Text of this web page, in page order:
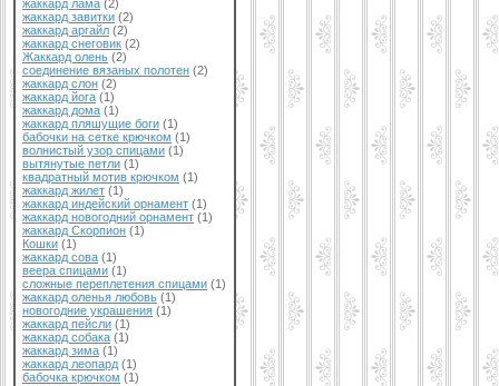
жаккард лама (2)
жаккард завитки (2)
жаккард аргайл (2)
жаккард снеговик (2)
Жаккард олень (2)
соединение вязаных полотен (2)
жаккард слон (2)
жаккард йога (1)
жаккард дома (1)
жаккард пляшущие боги (1)
бабочки на сетке крючком (1)
волнистый узор спицами (1)
вытянутые петли (1)
квадратный мотив крючком (1)
жаккард жилет (1)
жаккард индейский орнамент (1)
жаккард новогодний орнамент (1)
жаккард Скорпион (1)
Кошки (1)
жаккард сова (1)
веера спицами (1)
сложные переплетения спицами (1)
жаккард оленья любовь (1)
новогодние украшения (1)
жаккард пейсли (1)
жаккард собака (1)
жаккард зима (1)
жаккард леопард (1)
бабочка крючком (1)